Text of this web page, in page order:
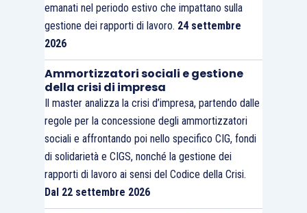
emanati nel periodo estivo che impattano sulla
gestione dei rapporti di lavoro. 24 settembre
2026
Ammortizzatori sociali e gestione
della crisi di impresa
Il master analizza la crisi d’impresa, partendo dalle
regole per la concessione degli ammortizzatori
sociali e affrontando poi nello specifico CIG, fondi
di solidarietà e CIGS, nonché la gestione dei
rapporti di lavoro ai sensi del Codice della Crisi.
Dal 22 settembre 2026